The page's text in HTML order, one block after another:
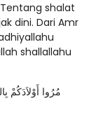
shalat
dini. Dari Amr
shallallahu
مُرُوا أَوْلاَدَكُمْ